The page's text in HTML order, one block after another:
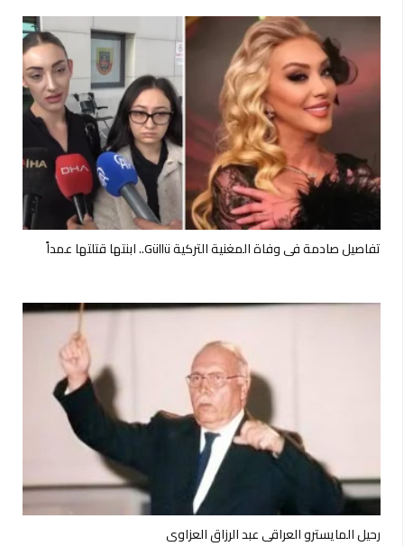
تفاصيل صادمة في وفاة المغنية التركية Güllü.. ابنتها قتلتها عمداً
رحيل المايسترو العراقي عبد الرزاق العزاوي